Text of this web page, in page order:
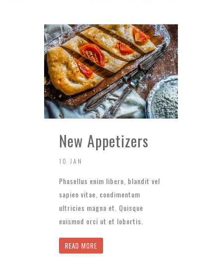
New Appetizers
10 JAN
Phasellus enim libero, blandit vel
sapien vitae, condimentum
ultricies magna et. Quisque
euismod orci ut et lobortis.
READ MORE